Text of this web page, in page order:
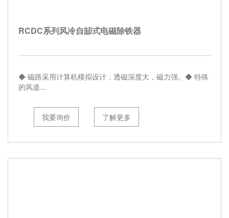
RCDC系列风冷自缷式电磁除铁器
◆ 磁路采用计算机模拟设计，透磁深度大，磁力强。◆ 特殊
的风道...
我要询价 了解更多